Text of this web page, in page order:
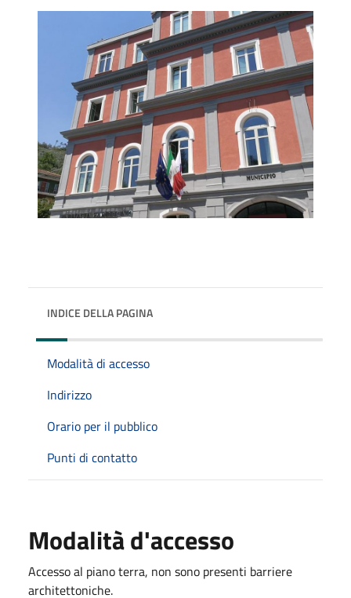
INDICE DELLA PAGINA
Modalità di accesso
Indirizzo
Orario per il pubblico
Punti di contatto
Modalità d'accesso
Accesso al piano terra, non sono presenti barriere
architettoniche.